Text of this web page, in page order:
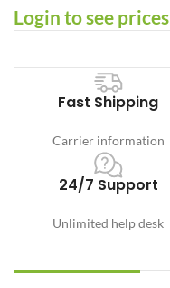
Login to see prices
Fast Shipping
Carrier information
24/7 Support
Unlimited help desk